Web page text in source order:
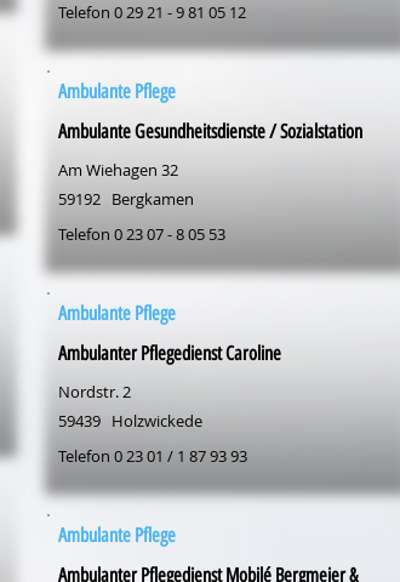
Telefon 0 29 21 - 9 81 05 12
Ambulante Pflege
Ambulante Gesundheitsdienste / Sozialstation
Am Wiehagen 32
59192 Bergkamen
Telefon 0 23 07 - 8 05 53
Ambulante Pflege
Ambulanter Pflegedienst Caroline
Nordstr. 2
59439 Holzwickede
Telefon 0 23 01 / 1 87 93 93
Ambulante Pflege
Ambulanter Pflegedienst Mobilé Bergmeier &